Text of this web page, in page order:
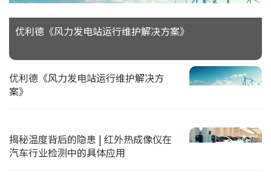
优利德《风力发电站运行维护解决方案》
优利德《风力发电站运行维护解决方
案》
揭秘温度背后的隐患 | 红外热成像仪在
汽车行业检测中的具体应用